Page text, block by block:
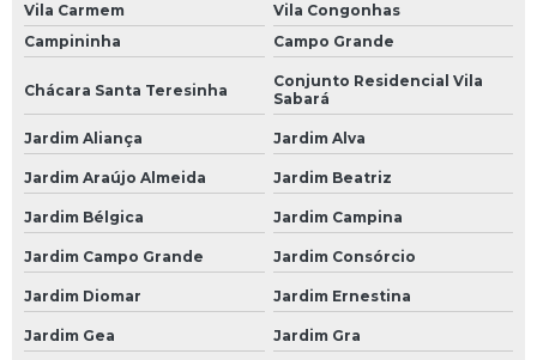
Bateria de Carro 70
Bateria de Carro de 60 Amperes
Bateria de Gel para Carro
Bateria do Carro
Bateria Moura de Carro
Vila Carmem
Vila Congonhas
Campininha
Campo Grande
Chácara Santa Teresinha
Conjunto Residencial Vila
Sabará
Jardim Aliança Jardim Alva
Jardim Araújo Almeida Jardim Beatriz
Jardim Bélgica Jardim Campina
Jardim Campo Grande Jardim Consórcio
Jardim Diomar Jardim Ernestina
Jardim Gea Jardim Gra